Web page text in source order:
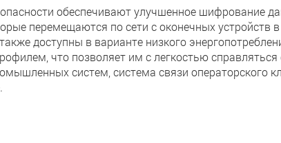
обеспечивают улучшенное шифрование
перемещаются по сети с оконечных устройств
доступны в варианте низкого
что позволяет им с легкостью справляться
систем, система связи операторского